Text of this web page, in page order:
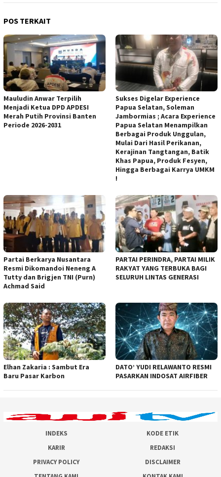
POS TERKAIT
Mauludin Anwar Terpilih
Menjadi Ketua DPD APDESI
Merah Putih Provinsi Banten
Periode 2026-2031
Sukses Digelar Experience
Papua Selatan, Soleman
Jambormias ; Acara Experience
Papua Selatan Menampilkan
Berbagai Produk Unggulan,
Mulai Dari Hasil Perikanan,
Kerajinan Tangtangan, Batik
Khas Papua, Produk Fesyen,
Hingga Berbagai Karrya UMKM
!
Partai Berkarya Nusantara
Resmi Dikomandoi Neneng A
Tutty dan Brigjen TNI (Purn)
Achmad Said
PARTAI PERINDRA, PARTAI MILIK
RAKYAT YANG TERBUKA BAGI
SELURUH LINTAS GENERASI
Elhan Zakaria : Sambut Era
Baru Pasar Karbon
DATO’ YUDI RELAWANTO RESMI
PASARKAN INDOSAT AIRFIBER
INDEKS
KODE ETIK
KARIR
REDAKSI
PRIVACY POLICY
DISCLAIMER